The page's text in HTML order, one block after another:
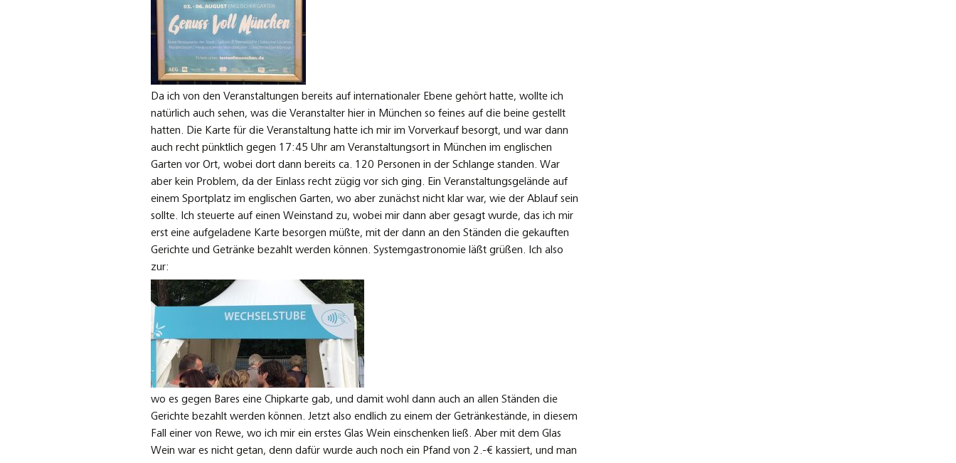
Da ich von den Veranstaltungen bereits auf internationaler Ebene gehört hatte, wollte ich
natürlich auch sehen, was die Veranstalter hier in München so feines auf die beine gestellt
hatten. Die Karte für die Veranstaltung hatte ich mir im Vorverkauf besorgt, und war dann
auch recht pünktlich gegen 17:45 Uhr am Veranstaltungsort in München im englischen
Garten vor Ort, wobei dort dann bereits ca. 120 Personen in der Schlange standen. War
aber kein Problem, da der Einlass recht zügig vor sich ging. Ein Veranstaltungsgelände auf
einem Sportplatz im englischen Garten, wo aber zunächst nicht klar war, wie der Ablauf sein
sollte. Ich steuerte auf einen Weinstand zu, wobei mir dann aber gesagt wurde, das ich mir
erst eine aufgeladene Karte besorgen müßte, mit der dann an den Ständen die gekauften
Gerichte und Getränke bezahlt werden können. Systemgastronomie läßt grüßen. Ich also
zur:
wo es gegen Bares eine Chipkarte gab, und damit wohl dann auch an allen Ständen die
Gerichte bezahlt werden können. Jetzt also endlich zu einem der Getränkestände, in diesem
Fall einer von Rewe, wo ich mir ein erstes Glas Wein einschenken ließ. Aber mit dem Glas
Wein war es nicht getan, denn dafür wurde auch noch ein Pfand von 2.-€ kassiert, und man